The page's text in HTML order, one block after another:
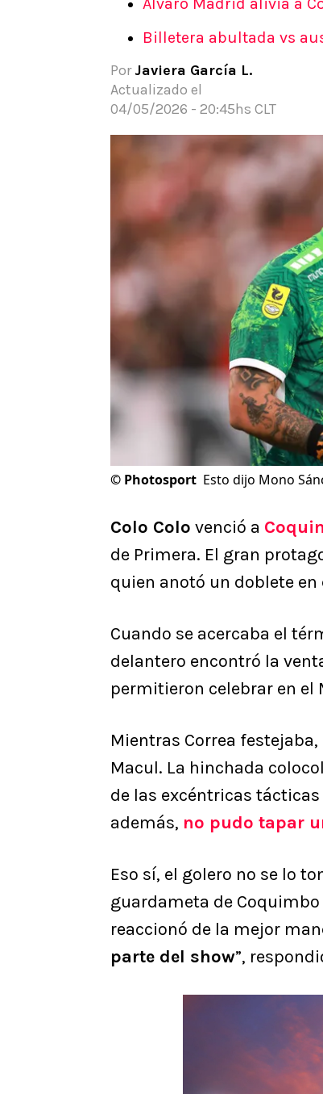
Pronósticos
Billetera abultada vs
Por Javiera García L.
Actualizado el
04/05/2026 - 20:45hs CLT
© Photosport Esto dijo Mono
Colo Colo venció a
de Primera. El gran
quien anotó un doblete en
Cuando se acercaba el
delantero encontró la
permitieron celebrar en el
Mientras Correa
Macul. La hinchada
de las excéntricas
además, no pudo tapar
Eso sí, el golero no se lo
guardameta de
reaccionó de la mejor
parte del show”,